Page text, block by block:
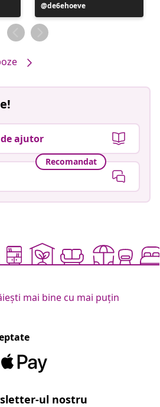
Postare
publicată
de
de6ehoeve
ajutor
Recomandat
mai bine cu mai puțin
ul nostru